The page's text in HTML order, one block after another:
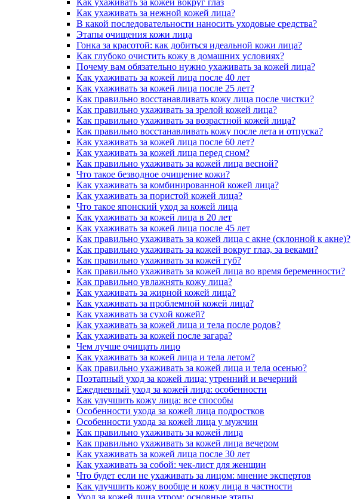
Как ухаживать за кожей вокруг глаз
Как ухаживать за нежной кожей лица?
В какой последовательности наносить уходовые средства?
Этапы очищения кожи лица
Гонка за красотой: как добиться идеальной кожи лица?
Как глубоко очистить кожу в домашних условиях?
Почему вам обязательно нужно ухаживать за кожей лица?
Как ухаживать за кожей лица после 40 лет
Как ухаживать за кожей лица после 25 лет?
Как правильно восстанавливать кожу лица после чистки?
Как правильно ухаживать за зрелой кожей лица?
Как правильно ухаживать за возрастной кожей лица?
Как правильно восстанавливать кожу после лета и отпуска?
Как ухаживать за кожей лица после 60 лет?
Как ухаживать за кожей лица перед сном?
Как правильно ухаживать за кожей лица весной?
Что такое безводное очищение кожи?
Как ухаживать за комбинированной кожей лица?
Как ухаживать за пористой кожей лица?
Что такое японский уход за кожей лица
Как ухаживать за кожей лица в 20 лет
Как ухаживать за кожей лица после 45 лет
Как правильно ухаживать за кожей лица с акне (склонной к акне)?
Как правильно ухаживать за кожей вокруг глаз, за веками?
Как правильно ухаживать за кожей губ?
Как правильно ухаживать за кожей лица во время беременности?
Как правильно увлажнять кожу лица?
Как ухаживать за жирной кожей лица?
Как ухаживать за проблемной кожей лица?
Как ухаживать за сухой кожей?
Как ухаживать за кожей лица и тела после родов?
Как ухаживать за кожей после загара?
Чем лучше очищать лицо
Как ухаживать за кожей лица и тела летом?
Как правильно ухаживать за кожей лица и тела осенью?
Поэтапный уход за кожей лица: утренний и вечерний
Ежедневный уход за кожей лица: особенности
Как улучшить кожу лица: все способы
Особенности ухода за кожей лица подростков
Особенности ухода за кожей лица у мужчин
Как правильно ухаживать за кожей лица
Как правильно ухаживать за кожей лица вечером
Как ухаживать за кожей лица после 30 лет
Как ухаживать за собой: чек-лист для женщин
Что будет если не ухаживать за лицом: мнение экспертов
Как улучшить кожу вообще и кожу лица в частности